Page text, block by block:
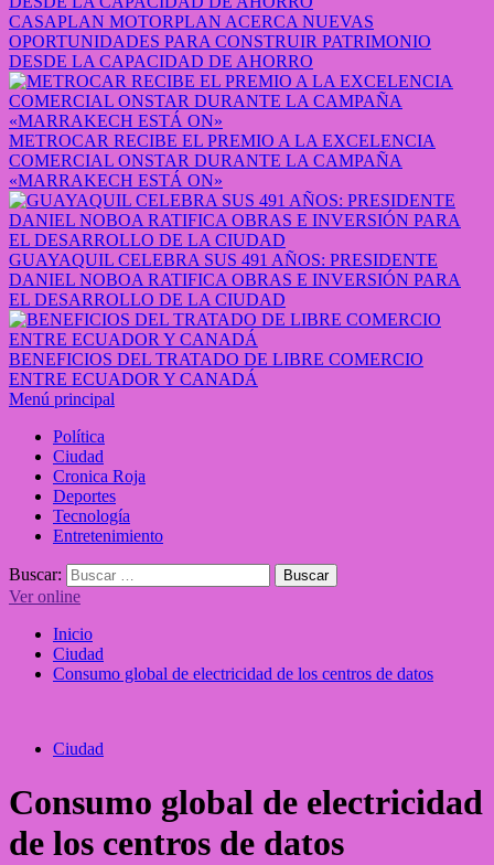
CASAPLAN MOTORPLAN ACERCA NUEVAS
OPORTUNIDADES PARA CONSTRUIR PATRIMONIO
DESDE LA CAPACIDAD DE AHORRO
METROCAR RECIBE EL PREMIO A LA EXCELENCIA
COMERCIAL ONSTAR DURANTE LA CAMPAÑA
«MARRAKECH ESTÁ ON»
GUAYAQUIL CELEBRA SUS 491 AÑOS: PRESIDENTE
DANIEL NOBOA RATIFICA OBRAS E INVERSIÓN PARA
EL DESARROLLO DE LA CIUDAD
BENEFICIOS DEL TRATADO DE LIBRE COMERCIO
ENTRE ECUADOR Y CANADÁ
Menú principal
Política
Ciudad
Cronica Roja
Deportes
Tecnología
Entretenimiento
Buscar:
Ver online
Inicio
Ciudad
Consumo global de electricidad de los centros de datos
Ciudad
Consumo global de electricidad
de los centros de datos